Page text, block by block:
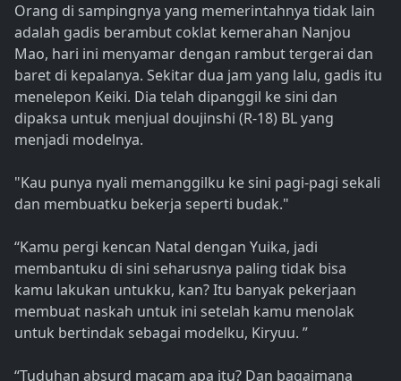
Orang di sampingnya yang memerintahnya tidak lain
adalah gadis berambut coklat kemerahan Nanjou
Mao, hari ini menyamar dengan rambut tergerai dan
baret di kepalanya. Sekitar dua jam yang lalu, gadis itu
menelepon Keiki. Dia telah dipanggil ke sini dan
dipaksa untuk menjual doujinshi (R-18) BL yang
menjadi modelnya.
"Kau punya nyali memanggilku ke sini pagi-pagi sekali
dan membuatku bekerja seperti budak."
“Kamu pergi kencan Natal dengan Yuika, jadi
membantuku di sini seharusnya paling tidak bisa
kamu lakukan untukku, kan? Itu banyak pekerjaan
membuat naskah untuk ini setelah kamu menolak
untuk bertindak sebagai modelku, Kiryuu. ”
“Tuduhan absurd macam apa itu? Dan bagaimana